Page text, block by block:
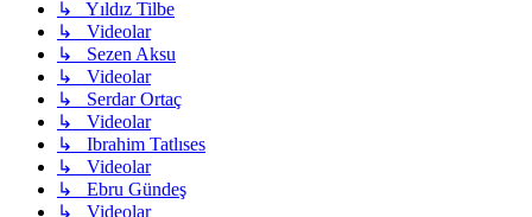
↳ Yıldız Tilbe
↳ Videolar
↳ Sezen Aksu
↳ Videolar
↳ Serdar Ortaç
↳ Videolar
↳ Ibrahim Tatlıses
↳ Videolar
↳ Ebru Gündeş
↳ Videolar